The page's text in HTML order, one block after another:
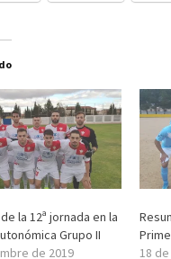
la 12ª jornada en la
Grupo II
de 2019
18